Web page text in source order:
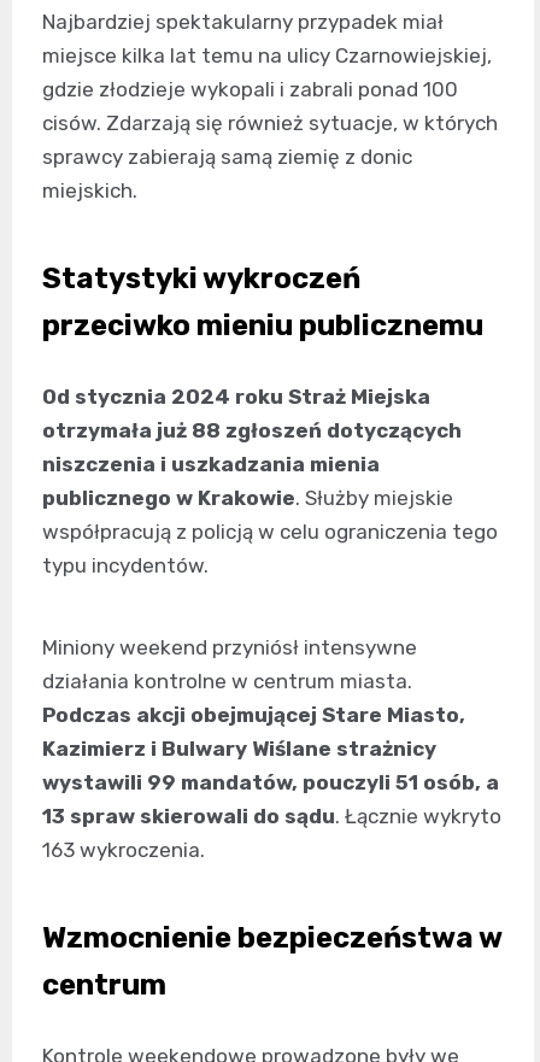
Najbardziej spektakularny przypadek miał
miejsce kilka lat temu na ulicy Czarnowiejskiej,
gdzie złodzieje wykopali i zabrali ponad 100
cisów. Zdarzają się również sytuacje, w których
sprawcy zabierają samą ziemię z donic
miejskich.
Statystyki wykroczeń
przeciwko mieniu publicznemu
Od stycznia 2024 roku Straż Miejska
otrzymała już 88 zgłoszeń dotyczących
niszczenia i uszkadzania mienia
publicznego w Krakowie. Służby miejskie
współpracują z policją w celu ograniczenia tego
typu incydentów.
Miniony weekend przyniósł intensywne
działania kontrolne w centrum miasta.
Podczas akcji obejmującej Stare Miasto,
Kazimierz i Bulwary Wiślane strażnicy
wystawili 99 mandatów, pouczyli 51 osób, a
13 spraw skierowali do sądu. Łącznie wykryto
163 wykroczenia.
Wzmocnienie bezpieczeństwa w
centrum
Kontrole weekendowe prowadzone były we